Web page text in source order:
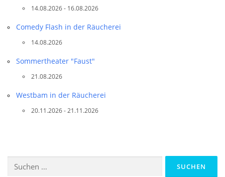
14.08.2026 - 16.08.2026
Comedy Flash in der Räucherei
14.08.2026
Sommertheater "Faust"
21.08.2026
Westbam in der Räucherei
20.11.2026 - 21.11.2026
nach: